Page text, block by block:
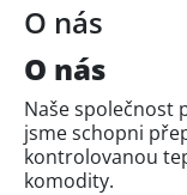
O nás
O nás
Naše společnost
jsme schopni
kontrolovanou
komodity.